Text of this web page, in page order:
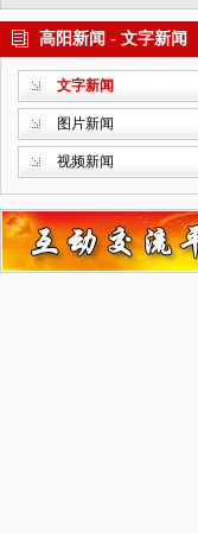
高阳新闻 - 文字新闻
文字新闻
图片新闻
视频新闻